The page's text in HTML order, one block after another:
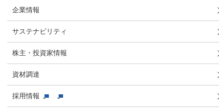
企業情報
サステナビリティ
株主・投資家情報
資材調達
採用情報